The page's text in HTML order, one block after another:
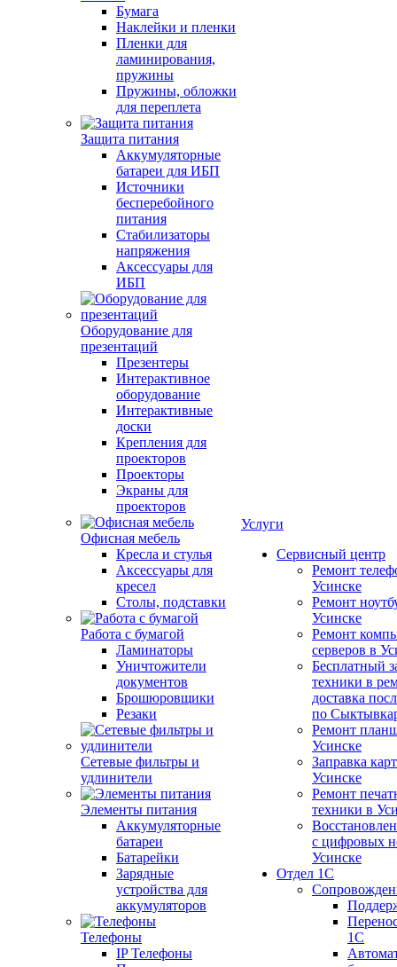
Бумага
Наклейки и пленки
Пленки для
ламинирования,
пружины
Пружины, обложки
для переплета
Защита питания
Аккумуляторные
батареи для ИБП
Источники
бесперебойного
питания
Стабилизаторы
напряжения
Аксессуары для
ИБП
Оборудование для
презентаций
Презентеры
Интерактивное
оборудование
Интерактивные
доски
Крепления для
проекторов
Проекторы
Экраны для
проекторов
Офисная мебель
Кресла и стулья
Аксессуары для
кресел
Столы, подставки
Работа с бумагой
Ламинаторы
Уничтожители
документов
Брошюровщики
Резаки
Сетевые фильтры и
удлинители
Элементы питания
Аккумуляторные
батареи
Батарейки
Зарядные
устройства для
аккумуляторов
Телефоны
IP Телефоны
Услуги
Сервисный центр
Ремонт
Усинске
Ремонт
Усинске
Ремонт
серверов в
Бесплатный
техники в
доставка
по
Ремонт
Усинске
Заправка
Усинске
Ремонт
техники в
с цифровых
Усинске
Отдел 1С
1С